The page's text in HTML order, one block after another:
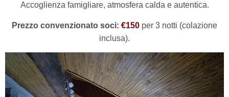
Accoglienza famigliare, atmosfera calda e autentica.
Prezzo convenzionato soci: €150 per 3 notti (colazione
inclusa).